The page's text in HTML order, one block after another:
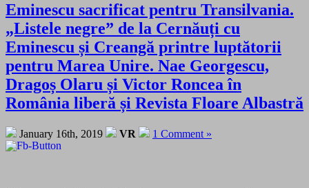
Eminescu sacrificat pentru Transilvania.
„Listele negre” de la Cernăuți cu
Eminescu și Creangă printre luptătorii
pentru Marea Unire. Nae Georgescu,
Dragoș Olaru și Victor Roncea în
România liberă și Revista Floare Albastră
January 16th, 2019 VR 1 Comment »